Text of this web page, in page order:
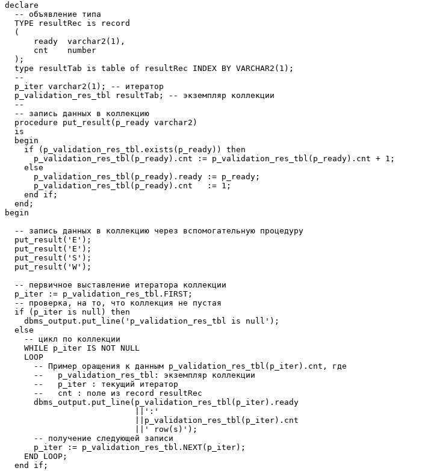
declare
  -- объявление типа
  TYPE resultRec is record
  (
      ready  varchar2(1),
      cnt    number
  );
  type resultTab is table of resultRec INDEX BY VARCHAR2(1);
  --
  p_iter varchar2(1); -- итератор
  p_validation_res_tbl resultTab; -- экземпляр коллекции
  --
  -- запись данных в коллекцию
  procedure put_result(p_ready varchar2)
  is
  begin
    if (p_validation_res_tbl.exists(p_ready)) then
      p_validation_res_tbl(p_ready).cnt := p_validation_res_tbl(p_ready).cnt + 1;
    else
      p_validation_res_tbl(p_ready).ready := p_ready;
      p_validation_res_tbl(p_ready).cnt   := 1;
    end if;
  end;
begin
  -- запись данных в коллекцию через вспомогательную процедуру
  put_result('E');
  put_result('E');
  put_result('S');
  put_result('W');
  -- первичное выставление итератора коллекции
  p_iter := p_validation_res_tbl.FIRST;
  -- проверка, на то, что коллекция не пустая
  if (p_iter is null) then
    dbms_output.put_line('p_validation_res_tbl is null');
  else
    -- цикл по коллекции
    WHILE p_iter IS NOT NULL
    LOOP
      -- Пример оращения к данным p_validation_res_tbl(p_iter).cnt, где
      --   p_validation_res_tbl: экземпляр коллекции
      --   p_iter : текущий итератор
      --   cnt : поле из record resultRec
      dbms_output.put_line(p_validation_res_tbl(p_iter).ready
                           ||':'
                           ||p_validation_res_tbl(p_iter).cnt
                           ||' row(s)');
      -- получение следующей записи
      p_iter := p_validation_res_tbl.NEXT(p_iter);
    END LOOP;
  end if;